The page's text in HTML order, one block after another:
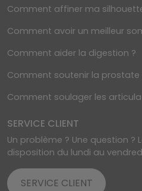
Comment affiner ma
Comment avoir un meilleur
Comment aider la digestion ?
Comment soutenir la prostate
Comment soulager les
SERVICE CLIENT
Un problème ? Une question ?
disposition du lundi au
SERVICE CLIENT